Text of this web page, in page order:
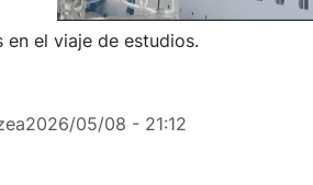
en el viaje de estudios.
2026/05/08 - 21:12